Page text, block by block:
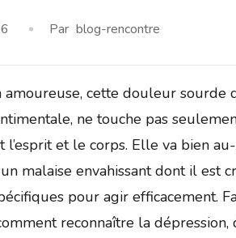
Par blog-rencontre
amoureuse, cette douleur sourde
ne touche pas
l’esprit et le corps. Elle va bien
malaise envahissant dont il est
pour agir efficacement.
reconnaître la dépression,